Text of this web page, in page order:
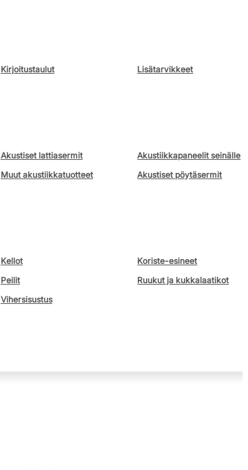
Kirjoitustaulut
Lisätarvikkeet
Akustiset lattiasermit
Akustiikkapaneelit seinälle
Muut akustiikkatuotteet
Akustiset pöytäsermit
Kellot
Koriste-esineet
Peilit
Ruukut ja kukkalaatikot
Vihersisustus